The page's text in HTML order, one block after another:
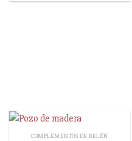
COMPLEMENTOS DE BELÉN